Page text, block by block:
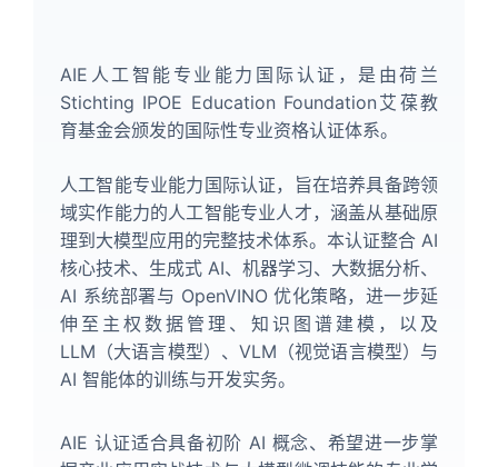
AIE人工智能专业能力国际认证，是由荷兰
Stichting IPOE Education Foundation艾葆教
育基金会颁发的国际性专业资格认证体系。
人工智能专业能力国际认证，旨在培养具备跨领
域实作能力的人工智能专业人才，涵盖从基础原
理到大模型应用的完整技术体系。本认证整合 AI
核心技术、生成式 AI、机器学习、大数据分析、
AI 系统部署与 OpenVINO 优化策略，进一步延
伸至主权数据管理、知识图谱建模，以及
LLM（大语言模型）、VLM（视觉语言模型）与
AI 智能体的训练与开发实务。
AIE 认证适合具备初阶 AI 概念、希望进一步掌